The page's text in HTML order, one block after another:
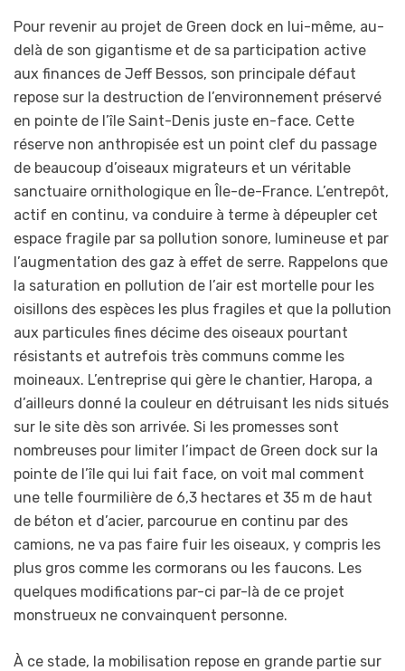
Pour revenir au projet de Green dock en lui-même, au-
delà de son gigantisme et de sa participation active
aux finances de Jeff Bessos, son principale défaut
repose sur la destruction de l’environnement préservé
en pointe de l’île Saint-Denis juste en-face. Cette
réserve non anthropisée est un point clef du passage
de beaucoup d’oiseaux migrateurs et un véritable
sanctuaire ornithologique en Île-de-France. L’entrepôt,
actif en continu, va conduire à terme à dépeupler cet
espace fragile par sa pollution sonore, lumineuse et par
l’augmentation des gaz à effet de serre. Rappelons que
la saturation en pollution de l’air est mortelle pour les
oisillons des espèces les plus fragiles et que la pollution
aux particules fines décime des oiseaux pourtant
résistants et autrefois très communs comme les
moineaux. L’entreprise qui gère le chantier, Haropa, a
d’ailleurs donné la couleur en détruisant les nids situés
sur le site dès son arrivée. Si les promesses sont
nombreuses pour limiter l’impact de Green dock sur la
pointe de l’île qui lui fait face, on voit mal comment
une telle fourmilière de 6,3 hectares et 35 m de haut
de béton et d’acier, parcourue en continu par des
camions, ne va pas faire fuir les oiseaux, y compris les
plus gros comme les cormorans ou les faucons. Les
quelques modifications par-ci par-là de ce projet
monstrueux ne convainquent personne.
À ce stade, la mobilisation repose en grande partie sur